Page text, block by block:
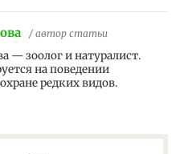
/ автор статьи
— зоолог и натуралист.
на поведении
редких видов.